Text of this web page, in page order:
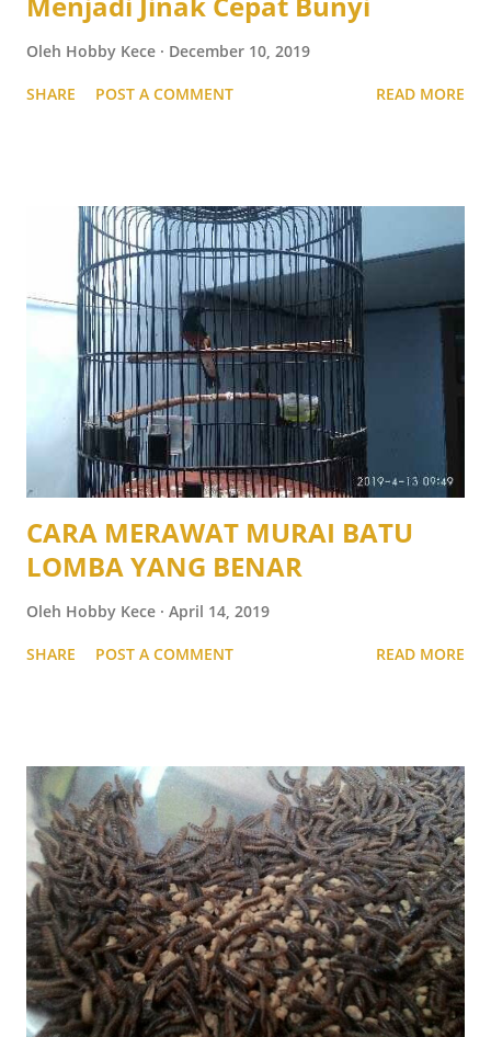
Oleh Hobby Kece December 10, 2019
SHARE POST A COMMENT READ MORE
CARA MERAWAT MURAI BATU
LOMBA YANG BENAR
Oleh Hobby Kece April 14, 2019
SHARE POST A COMMENT READ MORE